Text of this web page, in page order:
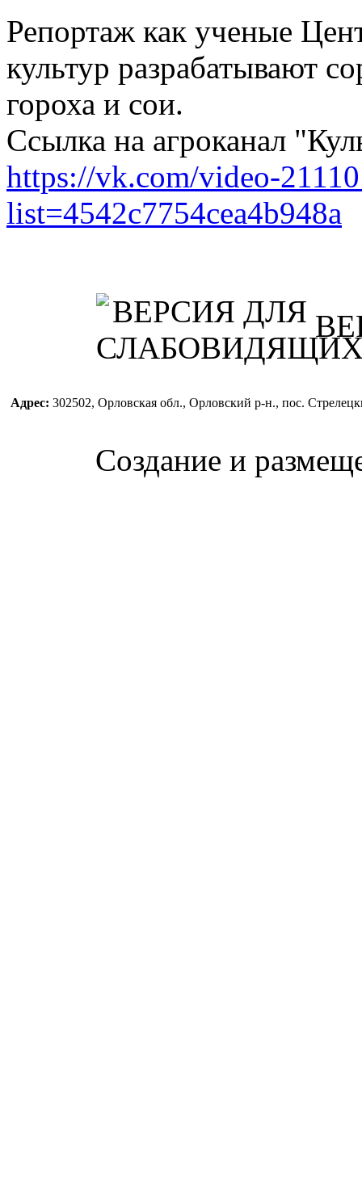
Репортаж как ученые
культур разрабатывают
гороха и сои.
Ссылка на агроканал
https://vk.com/video-
list=4542c7754cea4b948a
Адрес: 302502, Орловская обл., Орловский р-н., пос.
Создание и